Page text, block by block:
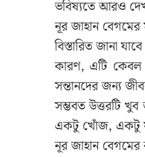
ভবিষ্যতে আরও
নূর জাহান
বিস্তারিত জানা
কারণ, এটি কেবল
সন্তানদের জন্য
সম্ভবত উত্তরটি খুব
একটু খোঁজ, একটু
নূর জাহান